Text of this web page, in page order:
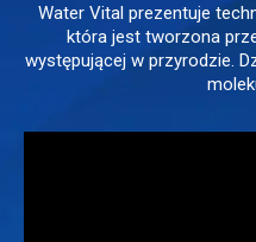
Water Vital prezentuje
która jest tworzona
występującej w przyrodzie.